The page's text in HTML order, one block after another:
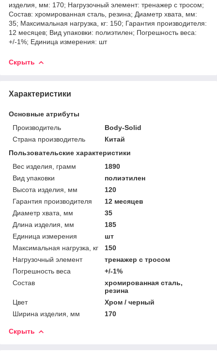
изделия, мм: 170; Нагрузочный элемент: тренажер с тросом;
Состав: хромированная сталь, резина; Диаметр хвата, мм:
35; Максимальная нагрузка, кг: 150; Гарантия производителя:
12 месяцев; Вид упаковки: полиэтилен; Погрешность веса:
+/-1%; Единица измерения: шт
Скрыть
Характеристики
Основные атрибуты
Производитель
Body-Solid
Страна производитель
Китай
Пользовательские характеристики
Вес изделия, грамм
1890
Вид упаковки
полиэтилен
Высота изделия, мм
120
Гарантия производителя
12 месяцев
Диаметр хвата, мм
35
Длина изделия, мм
185
Единица измерения
шт
Максимальная нагрузка, кг
150
Нагрузочный элемент
тренажер с тросом
Погрешность веса
+/-1%
Состав
хромированная сталь,
резина
Цвет
Хром / черный
Ширина изделия, мм
170
Скрыть